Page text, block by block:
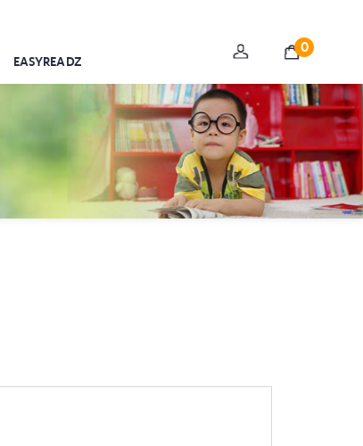
EASYREADZ
0